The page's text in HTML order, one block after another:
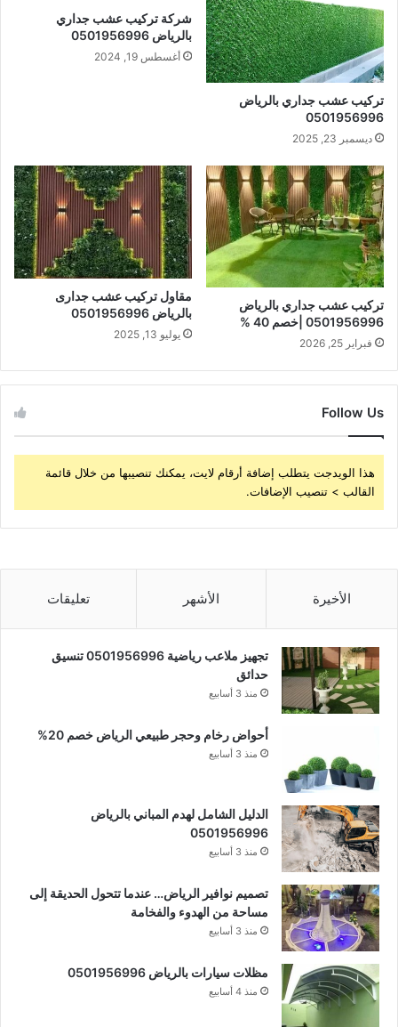
تركيب عشب جداري بالرياض
0501956996
ديسمبر 23, 2025
شركة تركيب عشب جداري
بالرياض 0501956996
أغسطس 19, 2024
تركيب عشب جداري بالرياض
0501956996 |خصم 40 %
فبراير 25, 2026
مقاول تركيب عشب جدارى
بالرياض 0501956996
يوليو 13, 2025
Follow Us
هذا الويدجت يتطلب إضافة أرقام لايت، يمكنك تنصيبها من خلال قائمة
القالب > تنصيب الإضافات.
الأخيرة الأشهر تعليقات
تجهيز ملاعب رياضية 0501956996 تنسيق
حدائق
منذ 3 أسابيع
أحواض رخام وحجر طبيعي الرياض خصم 20%
منذ 3 أسابيع
الدليل الشامل لهدم المباني بالرياض
0501956996
منذ 3 أسابيع
تصميم نوافير الرياض… عندما تتحول الحديقة إلى
مساحة من الهدوء والفخامة
منذ 3 أسابيع
مظلات سيارات بالرياض 0501956996
منذ 4 أسابيع